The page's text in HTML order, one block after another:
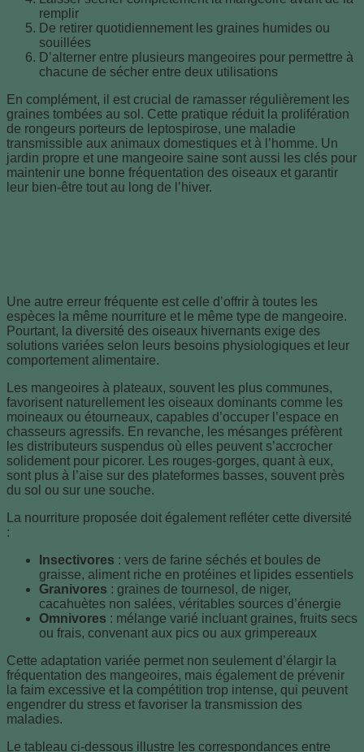
remplir
De retirer quotidiennement les graines humides ou
souillées
D’alterner entre plusieurs mangeoires pour permettre à
chacune de sécher entre deux utilisations
En complément, il est crucial de ramasser régulièrement les
graines tombées au sol. Cette pratique réduit la prolifération
de rongeurs porteurs de leptospirose, une maladie
transmissible aux animaux domestiques et à l’homme. Un
jardin propre et une mangeoire saine sont aussi les clés pour
maintenir une bonne fréquentation des oiseaux et garantir
leur bien-être tout au long de l’hiver.
Une autre erreur fréquente est celle d’offrir à toutes les
espèces la même nourriture et le même type de mangeoire.
Pourtant, la diversité des oiseaux hivernants exige des
solutions variées selon leurs besoins physiologiques et leur
comportement alimentaire.
Les mangeoires à plateaux, souvent les plus communes,
favorisent naturellement les oiseaux dominants comme les
moineaux ou étourneaux, capables d’occuper l’espace en
chasseurs agressifs. En revanche, les mésanges préfèrent
les distributeurs suspendus où elles peuvent s’accrocher
solidement pour picorer. Les rouges-gorges, quant à eux,
sont plus à l’aise sur des plateformes basses, souvent près
du sol ou sur une souche.
La nourriture proposée doit également refléter cette diversité
:
Insectivores : vers de farine séchés et boules de
graisse, aliment riche en protéines et lipides essentiels
Granivores : graines de tournesol, de niger,
cacahuètes non salées, véritables sources d’énergie
Omnivores : mélange varié incluant graines, fruits secs
ou frais, convenant aux pics ou aux grimpereaux
Cette adaptation variée permet non seulement d’élargir la
fréquentation des mangeoires, mais également de prévenir
la faim excessive et la compétition trop intense, qui peuvent
engendrer du stress et favoriser la transmission des
maladies.
Le tableau ci-dessous illustre les correspondances entre